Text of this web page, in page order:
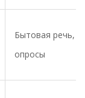
Бытовая речь,
опросы